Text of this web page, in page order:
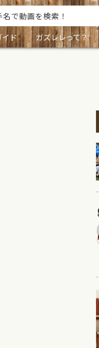
ド ガズレレって？